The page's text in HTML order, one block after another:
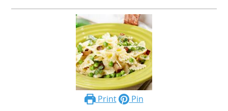
Print Pin